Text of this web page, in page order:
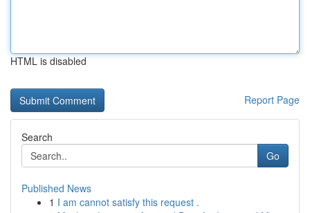
HTML is disabled
Report Page
Search
Go
Published News
1 I am cannot satisfy this request .